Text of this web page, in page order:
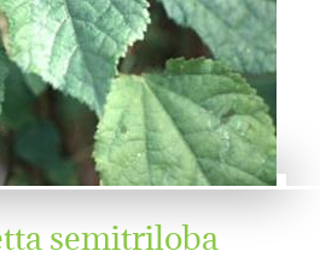
semitriloba